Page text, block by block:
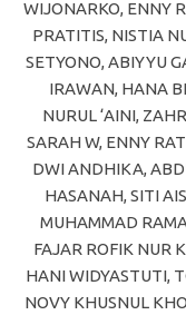
WIJONARKO, ENNY
PRATITIS, NISTIA
SETYONO, ABIYYU
IRAWAN, HANA
NURUL ‘AINI,
SARAH W, ENNY
DWI ANDHIKA,
HASANAH, SITI
MUHAMMAD
FAJAR ROFIK NUR
HANI WIDYASTUTI,
NOVY KHUSNUL